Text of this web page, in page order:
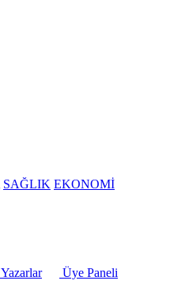
SAĞLIK EKONOMİ
Yazarlar
Üye Paneli